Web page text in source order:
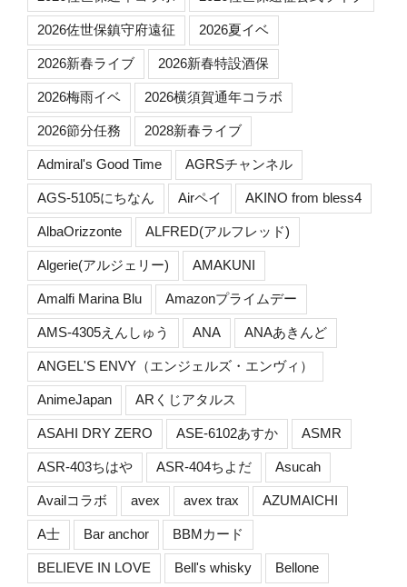
2026佐世保鎮守府遠征 2026夏イベ
2026新春ライブ 2026新春特設酒保
2026梅雨イベ 2026横須賀通年コラボ
2026節分任務 2028新春ライブ
Admiral's Good Time AGRSチャンネル
AGS-5105にちなん Airペイ AKINO from bless4
AlbaOrizzonte ALFRED(アルフレッド)
Algerie(アルジェリー) AMAKUNI
Amalfi Marina Blu Amazonプライムデー
AMS-4305えんしゅう ANA ANAあきんど
ANGEL'S ENVY（エンジェルズ・エンヴィ）
AnimeJapan ARくじアタルス
ASAHI DRY ZERO ASE-6102あすか ASMR
ASR-403ちはや ASR-404ちよだ Asucah
Availコラボ avex avex trax AZUMAICHI
A士 Bar anchor BBMカード
BELIEVE IN LOVE Bell's whisky Bellone